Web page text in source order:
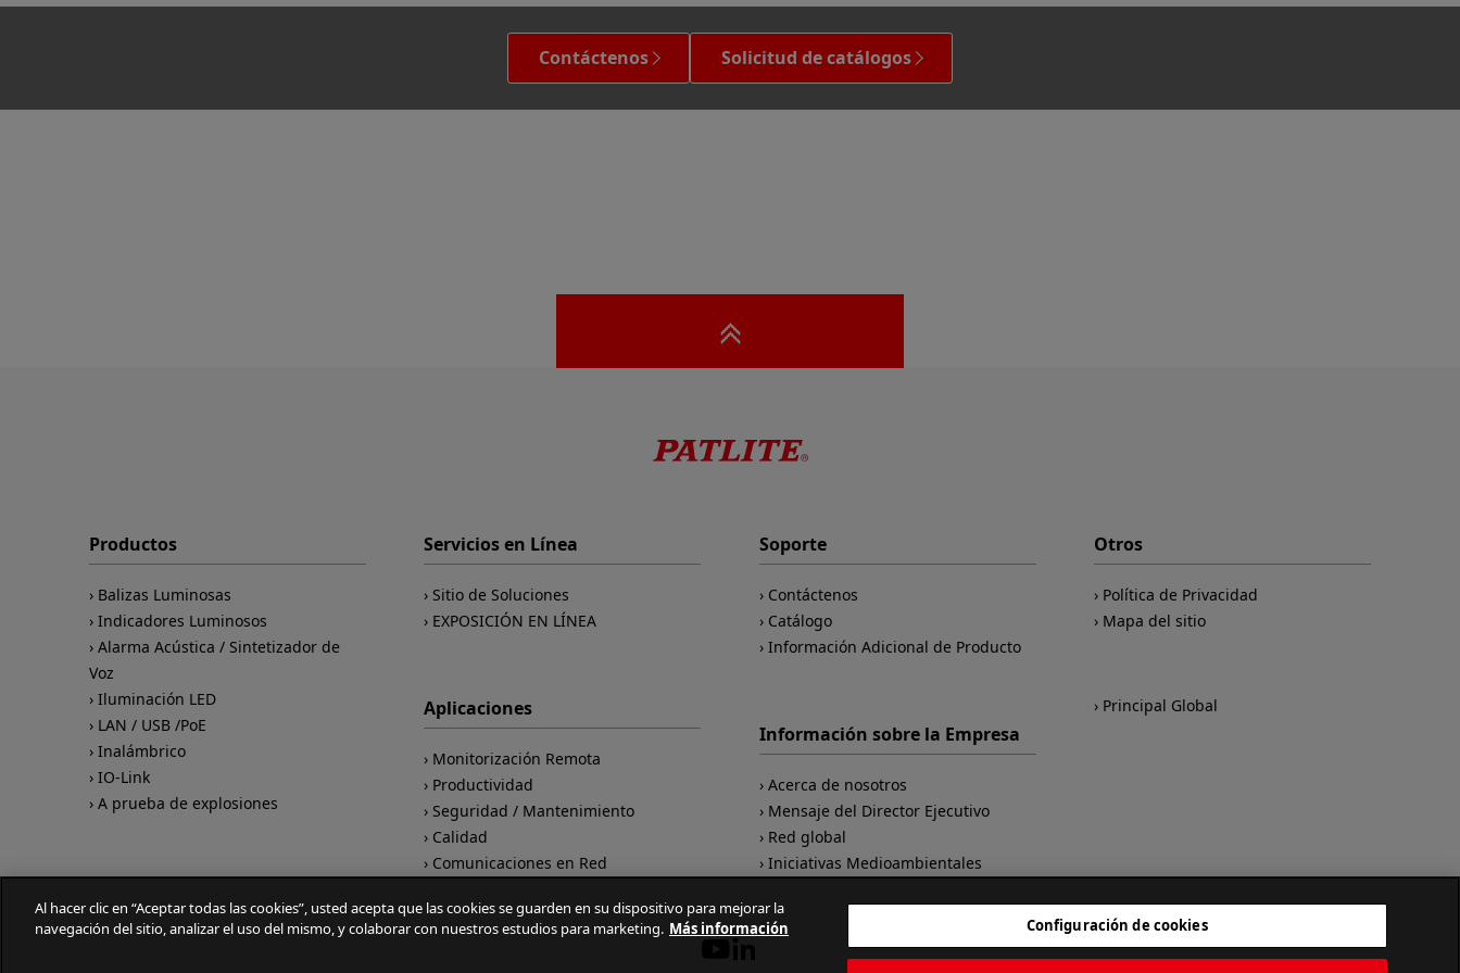
Contáctenos Solicitud de catálogos
Productos
Balizas Luminosas
Indicadores Luminosos
Alarma Acústica / Sintetizador de
Voz
Iluminación LED
LAN / USB /PoE
Inalámbrico
IO-Link
A prueba de explosiones
Servicios en Línea
Sitio de Soluciones
EXPOSICIÓN EN LÍNEA
Aplicaciones
Monitorización Remota
Productividad
Seguridad / Mantenimiento
Calidad
Comunicaciones en Red
Soporte
Contáctenos
Catálogo
Información Adicional de Producto
Información sobre la Empresa
Acerca de nosotros
Mensaje del Director Ejecutivo
Red global
Iniciativas Medioambientales
Otros
Política de Privacidad
Mapa del sitio
Principal Global
Al hacer clic en “Aceptar todas las cookies”, usted acepta que las cookies se guarden en su dispositivo para mejorar la
navegación del sitio, analizar el uso del mismo, y colaborar con nuestros estudios para marketing. Más información Configuración de cookies